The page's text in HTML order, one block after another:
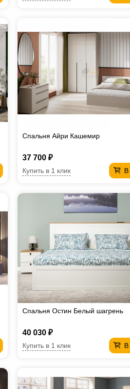
Спальня Айри Кашемир
37 700 ₽
В
Купить в 1 клик
Спальня Остин Белый шагрень
40 030 ₽
В
Купить в 1 клик